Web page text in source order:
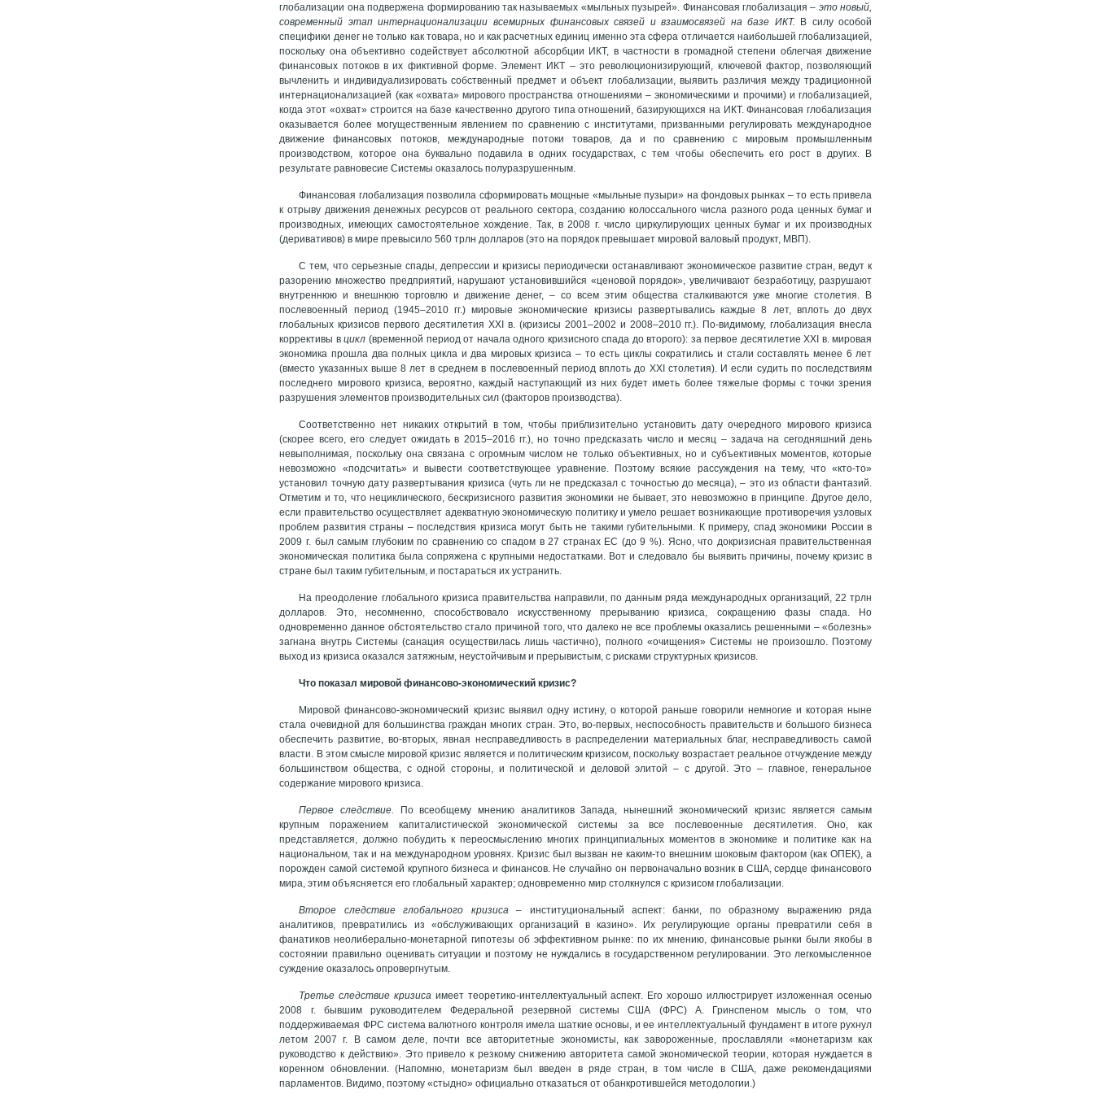
глобализации она подвержена формированию так называемых «мыльных пузырей». Финансовая глобализация – это новый,
современный этап интернационализации всемирных финансовых связей и взаимосвязей на базе ИКТ. В силу особой
специфики денег не только как товара, но и как расчетных единиц именно эта сфера отличается наибольшей глобализацией,
поскольку она объективно содействует абсолютной абсорбции ИКТ, в частности в громадной степени облегчая движение
финансовых потоков в их фиктивной форме. Элемент ИКТ – это революционизирующий, ключевой фактор, позволяющий
вычленить и индивидуализировать собственный предмет и объект глобализации, выявить различия между традиционной
интернационализацией (как «охвата» мирового пространства отношениями – экономическими и прочими) и глобализацией,
когда этот «охват» строится на базе качественно другого типа отношений, базирующихся на ИКТ. Финансовая глобализация
оказывается более могущественным явлением по сравнению с институтами, призванными регулировать международное
движение финансовых потоков, международные потоки товаров, да и по сравнению с мировым промышленным
производством, которое она буквально подавила в одних государствах, с тем чтобы обеспечить его рост в других. В
результате равновесие Системы оказалось полуразрушенным.
Финансовая глобализация позволила сформировать мощные «мыльные пузыри» на фондовых рынках – то есть привела
к отрыву движения денежных ресурсов от реального сектора, созданию колоссального числа разного рода ценных бумаг и
производных, имеющих самостоятельное хождение. Так, в 2008 г. число циркулирующих ценных бумаг и их производных
(деривативов) в мире превысило 560 трлн долларов (это на порядок превышает мировой валовый продукт, МВП).
С тем, что серьезные спады, депрессии и кризисы периодически останавливают экономическое развитие стран, ведут к
разорению множество предприятий, нарушают установившийся «ценовой порядок», увеличивают безработицу, разрушают
внутреннюю и внешнюю торговлю и движение денег, – со всем этим общества сталкиваются уже многие столетия. В
послевоенный период (1945–2010 гг.) мировые экономические кризисы развертывались каждые 8 лет, вплоть до двух
глобальных кризисов первого десятилетия XXI в. (кризисы 2001–2002 и 2008–2010 гг.). По-видимому, глобализация внесла
коррективы вцикл (временной период от начала одного кризисного спада до второго): за первое десятилетие XXI в. мировая
экономика прошла два полных цикла и два мировых кризиса – то есть циклы сократились и стали составлять менее 6 лет
(вместо указанных выше 8 лет в среднем в послевоенный период вплоть до XXI столетия). И если судить по последствиям
последнего мирового кризиса, вероятно, каждый наступающий из них будет иметь более тяжелые формы с точки зрения
разрушения элементов производительных сил (факторов производства).
Соответственно нет никаких открытий в том, чтобы приблизительно установить дату очередного мирового кризиса
(скорее всего, его следует ожидать в 2015–2016 гг.), но точно предсказать число и месяц – задача на сегодняшний день
невыполнимая, поскольку она связана с огромным числом не только объективных, но и субъективных моментов, которые
невозможно «подсчитать» и вывести соответствующее уравнение. Поэтому всякие рассуждения на тему, что «кто-то»
установил точную дату развертывания кризиса (чуть ли не предсказал с точностью до месяца), – это из области фантазий.
Отметим и то, что нециклического, бескризисного развития экономики не бывает, это невозможно в принципе. Другое дело,
если правительство осуществляет адекватную экономическую политику и умело решает возникающие противоречия узловых
проблем развития страны – последствия кризиса могут быть не такими губительными. К примеру, спад экономики России в
2009 г. был самым глубоким по сравнению со спадом в 27 странах ЕС (до 9 %). Ясно, что докризисная правительственная
экономическая политика была сопряжена с крупными недостатками. Вот и следовало бы выявить причины, почему кризис в
стране был таким губительным, и постараться их устранить.
На преодоление глобального кризиса правительства направили, по данным ряда международных организаций, 22 трлн
долларов. Это, несомненно, способствовало искусственному прерыванию кризиса, сокращению фазы спада. Но
одновременно данное обстоятельство стало причиной того, что далеко не все проблемы оказались решенными – «болезнь»
загнана внутрь Системы (санация осуществилась лишь частично), полного «очищения» Системы не произошло. Поэтому
выход из кризиса оказался затяжным, неустойчивым и прерывистым, с рисками структурных кризисов.
Что показал мировой финансово-экономический кризис?
Мировой финансово-экономический кризис выявил одну истину, о которой раньше говорили немногие и которая ныне
стала очевидной для большинства граждан многих стран. Это, во-первых, неспособность правительств и большого бизнеса
обеспечить развитие, во-вторых, явная несправедливость в распределении материальных благ, несправедливость самой
власти. В этом смысле мировой кризис является и политическим кризисом, поскольку возрастает реальное отчуждение между
большинством общества, с одной стороны, и политической и деловой элитой – с другой. Это – главное, генеральное
содержание мирового кризиса.
Первое следствие. По всеобщему мнению аналитиков Запада, нынешний экономический кризис является самым
крупным поражением капиталистической экономической системы за все послевоенные десятилетия. Оно, как
представляется, должно побудить к переосмыслению многих принципиальных моментов в экономике и политике как на
национальном, так и на международном уровнях. Кризис был вызван не каким-то внешним шоковым фактором (как ОПЕК), а
порожден самой системой крупного бизнеса и финансов. Не случайно он первоначально возник в США, сердце финансового
мира, этим объясняется его глобальный характер; одновременно мир столкнулся с кризисом глобализации.
Второе следствие глобального кризиса – институциональный аспект: банки, по образному выражению ряда
аналитиков, превратились из «обслуживающих организаций в казино». Их регулирующие органы превратили себя в
фанатиков неолиберально-монетарной гипотезы об эффективном рынке: по их мнению, финансовые рынки были якобы в
состоянии правильно оценивать ситуации и поэтому не нуждались в государственном регулировании. Это легкомысленное
суждение оказалось опровергнутым.
Третье следствие кризисаимеет теоретико-интеллектуальный аспект. Его хорошо иллюстрирует изложенная осенью
2008 г. бывшим руководителем Федеральной резервной системы США (ФРС) А. Гринспеном мысль о том, что
поддерживаемая ФРС система валютного контроля имела шаткие основы, и ее интеллектуальный фундамент в итоге рухнул
летом 2007 г. В самом деле, почти все авторитетные экономисты, как завороженные, прославляли «монетаризм как
руководство к действию». Это привело к резкому снижению авторитета самой экономической теории, которая нуждается в
коренном обновлении. (Напомню, монетаризм был введен в ряде стран, в том числе в США, даже рекомендациями
парламентов. Видимо, поэтому «стыдно» официально отказаться от обанкротившейся методологии.)